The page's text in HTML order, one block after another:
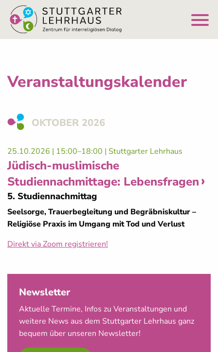
Veranstaltungskalender
OKTOBER 2026
25.10.2026 | 15:00–18:00 | Stuttgarter Lehrhaus
Jüdisch-muslimische
Studiennachmittage: Lebensfragen
5. Studiennachmittag
Seelsorge, Trauerbegleitung und Begräbniskultur –
Religiöse Praxis im Umgang mit Tod und Verlust
Direkt via Zoom registrieren!
Newsletter
Aktuelle Termine, Infos zu Veranstaltungen und
weitere News aus dem Stuttgarter Lehrhaus ganz
bequem über unseren Newsletter!